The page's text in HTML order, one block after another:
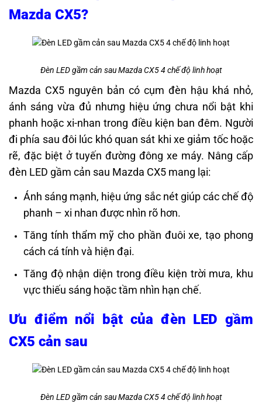
Mazda CX5?
Đèn LED gầm cản sau Mazda CX5 4 chế độ linh hoạt
Mazda CX5 nguyên bản có cụm đèn hậu khá nhỏ,
ánh sáng vừa đủ nhưng hiệu ứng chưa nổi bật khi
phanh hoặc xi-nhan trong điều kiện ban đêm. Người
đi phía sau đôi lúc khó quan sát khi xe giảm tốc hoặc
rẽ, đặc biệt ở tuyến đường đông xe máy. Nâng cấp
đèn LED gầm cản sau Mazda CX5 mang lại:
Ánh sáng mạnh, hiệu ứng sắc nét giúp các chế độ
phanh – xi nhan được nhìn rõ hơn.
Tăng tính thẩm mỹ cho phần đuôi xe, tạo phong
cách cá tính và hiện đại.
Tăng độ nhận diện trong điều kiện trời mưa, khu
vực thiếu sáng hoặc tầm nhìn hạn chế.
Ưu điểm nổi bật của đèn LED gầm
CX5 cản sau
Đèn LED gầm cản sau Mazda CX5 4 chế độ linh hoạt